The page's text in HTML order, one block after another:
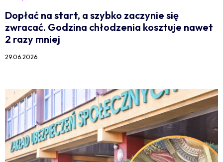
Dopłać na start, a szybko zaczynie się
zwracać. Godzina chłodzenia kosztuje nawet
2 razy mniej
29.06.2026